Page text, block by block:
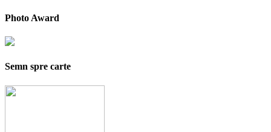
Photo Award
Semn spre carte